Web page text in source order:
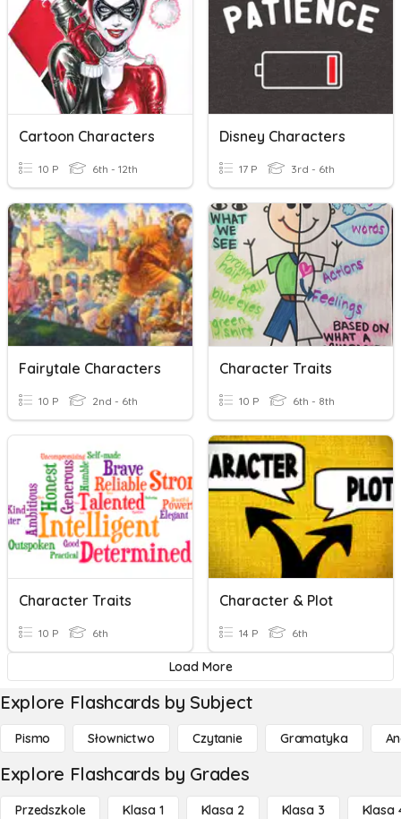
Cartoon Characters
10 P 6th - 12th
Disney Characters
17 P 3rd - 6th
Fairytale Characters
10 P 2nd - 6th
Character Traits
10 P 6th - 8th
Character Traits
10 P 6th
Character & Plot
14 P 6th
Load More
Explore Flashcards by Subject
Pismo Słownictwo Czytanie Gramatyka
Explore Flashcards by Grades
Przedszkole Klasa 1 Klasa 2 Klasa 3 Klasa